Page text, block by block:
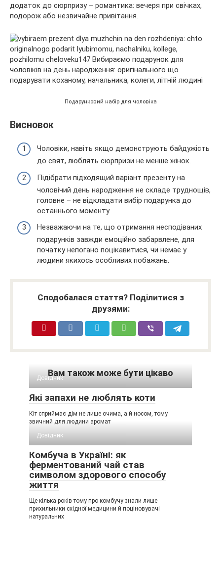
додаток до сюрпризу – романтика: вечеря при свічках,
подорож або незвичайне привітання.
Подарунковий набір для чоловіка
Висновок
Чоловіки, навіть якщо демонструють байдужість
до свят, люблять сюрпризи не менше жінок.
Підібрати підходящий варіант презенту на
чоловічий день народження не складе труднощів,
головне – не відкладати вибір подарунка до
останнього моменту.
Незважаючи на те, що отримання несподіваних
подарунків завжди емоційно забарвлене, для
початку непогано поцікавитися, чи немає у
людини якихось особливих побажань.
Сподобалася стаття? Поділитися з
друзями:
Вам також може бути цікаво
Довідник
Які запахи не люблять коти
Кіт сприймає дім не лише очима, а й носом, тому
звичний для людини аромат
Довідник
Комбуча в Україні: як
ферментований чай став
символом здорового способу
життя
Ще кілька років тому про комбучу знали лише
прихильники східної медицини й поціновувачі
натуральних